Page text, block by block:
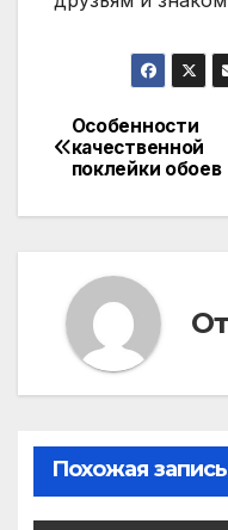
по
Особенности
качественной
поклейки обоев
Похожая запись